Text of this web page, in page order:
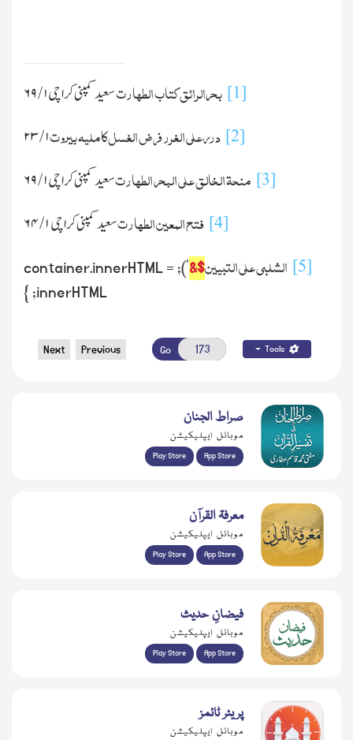
[1] بحرالرائقکتاب الطہارتسعید کمپنی کراچی۱/۶۹
[2] درر علی الغرر فرض الغسلکاملیہ بیروت۱/۲۳
[3] منحۃ الخالق علی البحر الطہارتسعید کمپنی کراچی۱/۶۹
[4] فتح المعین الطہارتسعید کمپنی کراچی۱/۶۴
[5] الشلبی علی التبیین$&
'); container.innerHTML =
innerHTML; }
Tools
Go
Previous
Next
صراط الجنان
موبائل ایپلیکیشن
Play Store App Store
معرفۃ القرآن
موبائل ایپلیکیشن
Play Store App Store
فیضانِ حدیث
موبائل ایپلیکیشن
Play Store App Store
پریئر ٹائمز
موبائل ایپلیکیشن